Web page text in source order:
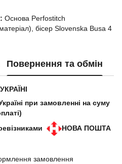
Основа Perfostitch
бісер Slovenska Busa 4
Повернення та обмін
при замовленні на суму
НОВА ПОШТА
замовлення